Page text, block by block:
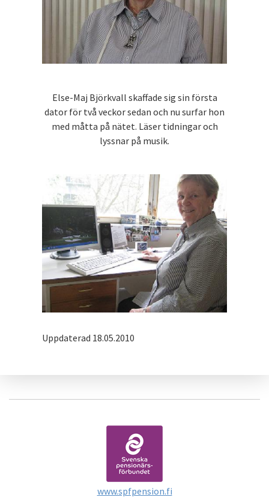
Else-Maj Björkvall skaffade sig sin första
dator för två veckor sedan och nu surfar hon
med måtta på nätet. Läser tidningar och
lyssnar på musik.
Uppdaterad 18.05.2010
www.spfpension.fi